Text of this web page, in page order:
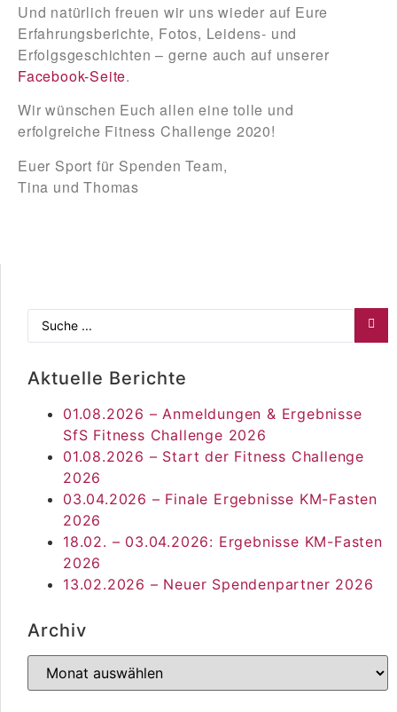
Und natürlich freuen wir uns wieder auf Eure
Erfahrungsberichte, Fotos, Leidens- und
Erfolgsgeschichten – gerne auch auf unserer
Facebook-Seite.
Wir wünschen Euch allen eine tolle und
erfolgreiche Fitness Challenge 2020!
Euer Sport für Spenden Team,
Tina und Thomas
Aktuelle Berichte
01.08.2026 – Anmeldungen & Ergebnisse
SfS Fitness Challenge 2026
01.08.2026 – Start der Fitness Challenge
2026
03.04.2026 – Finale Ergebnisse KM-Fasten
2026
18.02. – 03.04.2026: Ergebnisse KM-Fasten
2026
13.02.2026 – Neuer Spendenpartner 2026
Archiv